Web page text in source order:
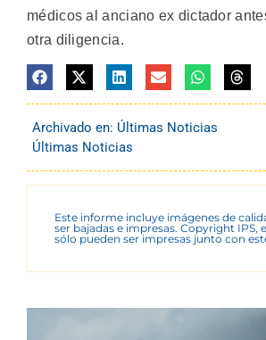
médicos al anciano ex dictador
otra diligencia.
Archivado en: Últimas Noticias
Últimas Noticias
Este informe incluye imágenes de
ser bajadas e impresas. Copyright IPS,
sólo pueden ser impresas junto con